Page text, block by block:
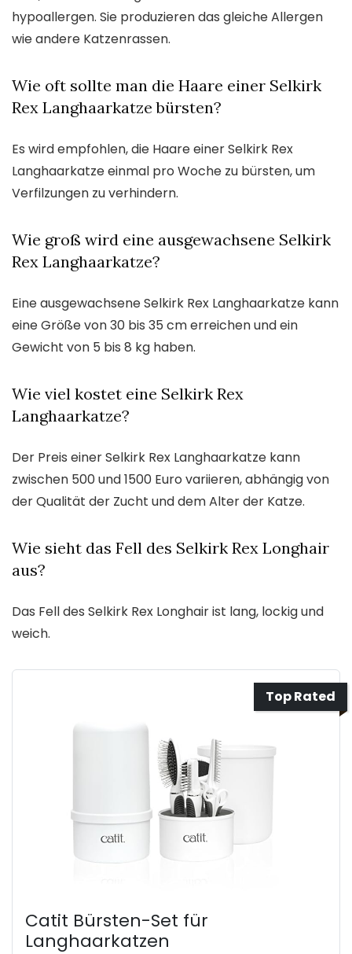
hypoallergen. Sie produzieren das gleiche Allergen
wie andere Katzenrassen.
Wie oft sollte man die Haare einer Selkirk
Rex Langhaarkatze bürsten?
Es wird empfohlen, die Haare einer Selkirk Rex
Langhaarkatze einmal pro Woche zu bürsten, um
Verfilzungen zu verhindern.
Wie groß wird eine ausgewachsene Selkirk
Rex Langhaarkatze?
Eine ausgewachsene Selkirk Rex Langhaarkatze kann
eine Größe von 30 bis 35 cm erreichen und ein
Gewicht von 5 bis 8 kg haben.
Wie viel kostet eine Selkirk Rex
Langhaarkatze?
Der Preis einer Selkirk Rex Langhaarkatze kann
zwischen 500 und 1500 Euro variieren, abhängig von
der Qualität der Zucht und dem Alter der Katze.
Wie sieht das Fell des Selkirk Rex Longhair
aus?
Das Fell des Selkirk Rex Longhair ist lang, lockig und
weich.
Top Rated
Catit Bürsten-Set für
Langhaarkatzen